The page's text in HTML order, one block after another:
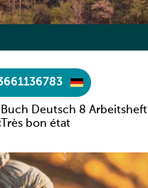
Deutsch 8 Arbeitsheft
Luxemburg)
Très bon état